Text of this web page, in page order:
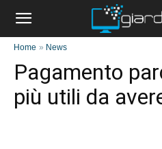
Home » News
Pagamento
più utili da